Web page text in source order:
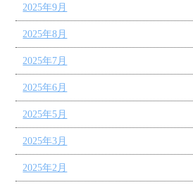
2025年9月
2025年8月
2025年7月
2025年6月
2025年5月
2025年3月
2025年2月